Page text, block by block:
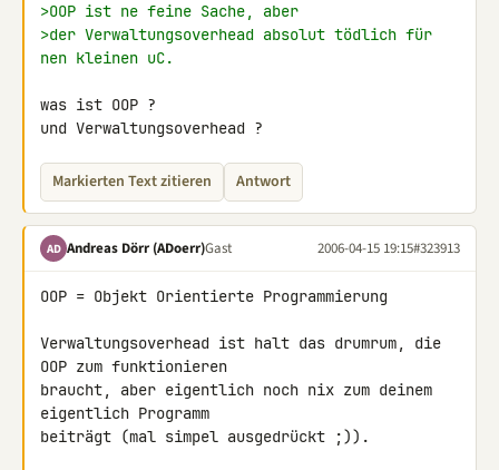
>OOP ist ne feine Sache, aber
>der Verwaltungsoverhead absolut tödlich für
nen kleinen uC.
was ist OOP ?
und Verwaltungsoverhead ?
Markierten Text zitieren Antwort
AD Andreas Dörr (ADoerr)Gast 2006-04-15 19:15#323913
OOP = Objekt Orientierte Programmierung
Verwaltungsoverhead ist halt das drumrum, die
OOP zum funktionieren
braucht, aber eigentlich noch nix zum deinem
eigentlich Programm
beiträgt (mal simpel ausgedrückt ;)).